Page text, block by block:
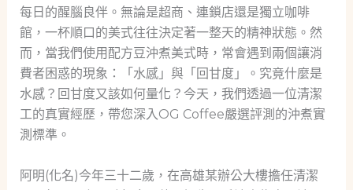
每日的醒腦良伴。無論是超商、連鎖店還是獨立咖啡
館，一杯順口的美式往往決定著一整天的精神狀態。然
而，當我們使用配方豆沖煮美式時，常會遇到兩個讓消
費者困惑的現象：「水感」與「回甘度」。究竟什麼是
水感？回甘度又該如何量化？今天，我們透過一位清潔
工的真實經歷，帶您深入OG Coffee嚴選評測的沖煮實
測標準。
阿明(化名)今年三十二歲，在高雄某辦公大樓擔任清潔